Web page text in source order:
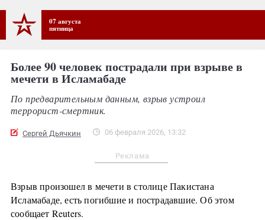
07 августа
пятница
Более 90 человек пострадали при взрыве в
мечети в Исламабаде
По предварительным данным, взрыв устроил
террорист-смертник.
Сергей Дьячкин 06 февраля 2026, 13:32
Реклама
Взрыв произошел в мечети в столице Пакистана
Исламабаде, есть погибшие и пострадавшие. Об этом
сообщает Reuters.